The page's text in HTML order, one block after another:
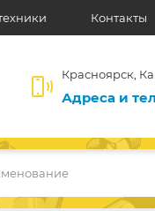
Контакты
Красноярск,
Адреса и